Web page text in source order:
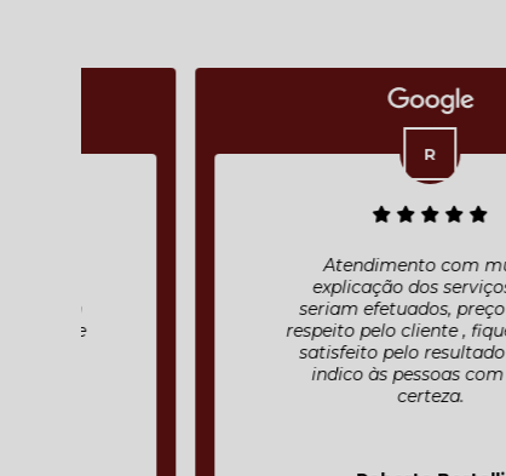
Atendimento com muita
explicação dos serviços que
seriam efetuados, preço justo ,
respeito pelo cliente , fiquei muito
satisfeito pelo resultado final e
indico às pessoas com toda